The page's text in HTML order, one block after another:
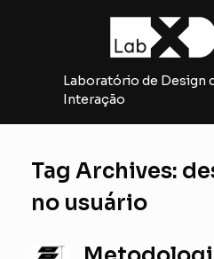
Laboratório de Design
Interação
Tag Archives:
no usuário